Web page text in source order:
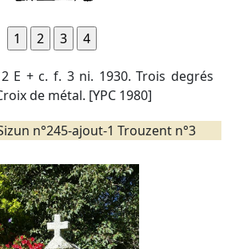
E + c. f. 3 ni. 1930. Trois degrés
de métal. [YPC 1980]
n°245-ajout-1 Trouzent n°3